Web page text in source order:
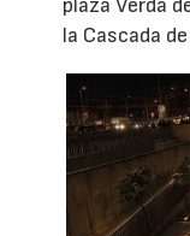
plaza Verda
la Cascada